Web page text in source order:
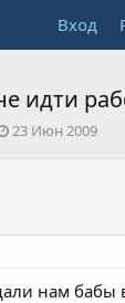
Вход
идти
Д
л
23 Июн 2009
нам бабы